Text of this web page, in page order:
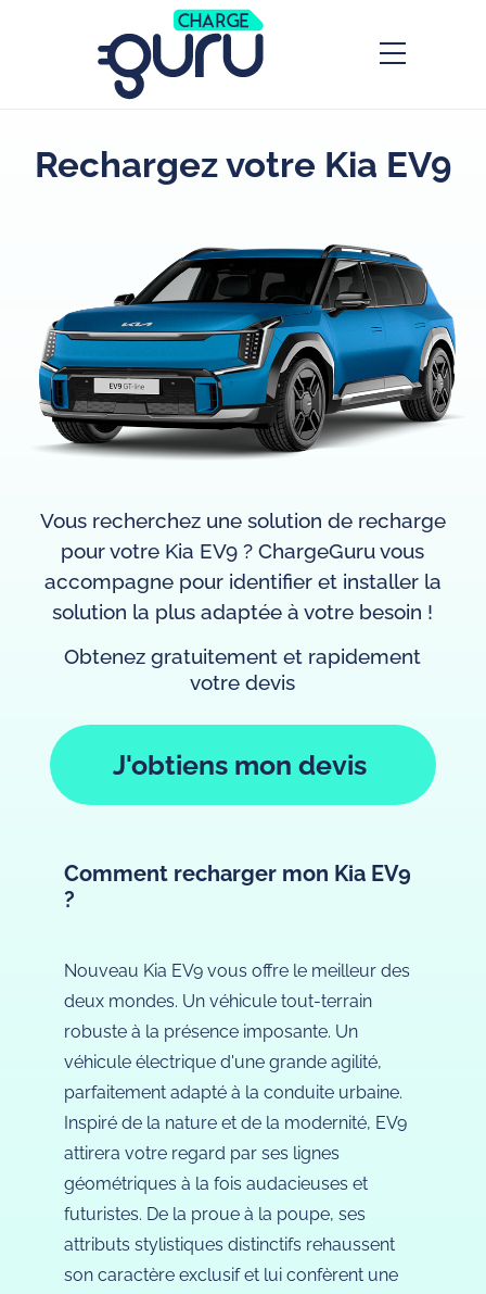
Rechargez votre Kia EV9
Vous recherchez une solution de recharge
pour votre Kia EV9 ? ChargeGuru vous
accompagne pour identifier et installer la
solution la plus adaptée à votre besoin !
Obtenez gratuitement et rapidement
votre devis
J'obtiens mon devis
Comment recharger mon Kia EV9
?
Nouveau Kia EV9 vous offre le meilleur des
deux mondes. Un véhicule tout-terrain
robuste à la présence imposante. Un
véhicule électrique d'une grande agilité,
parfaitement adapté à la conduite urbaine.
Inspiré de la nature et de la modernité, EV9
attirera votre regard par ses lignes
géométriques à la fois audacieuses et
futuristes. De la proue à la poupe, ses
attributs stylistiques distinctifs rehaussent
son caractère exclusif et lui confèrent une